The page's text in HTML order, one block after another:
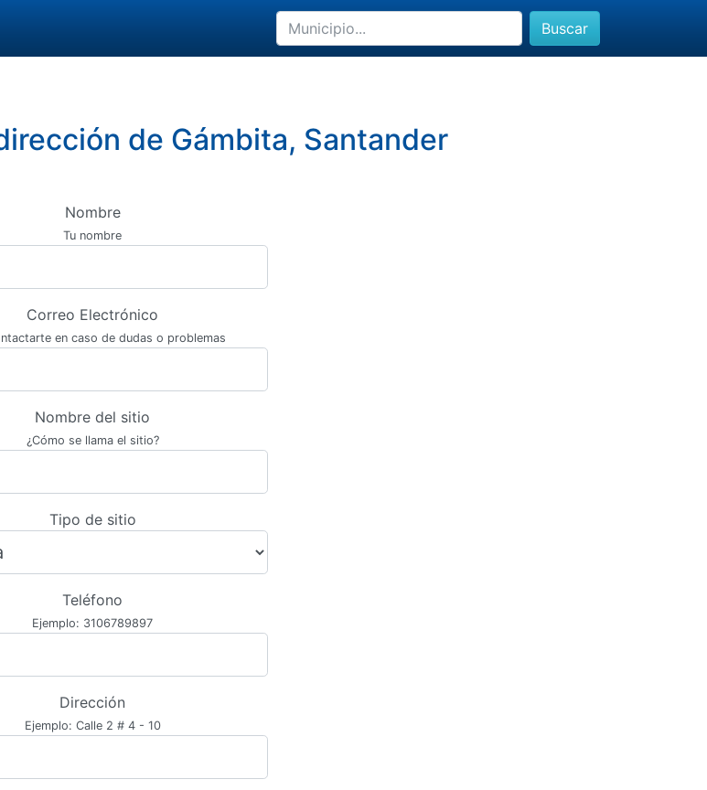
Buscar
de Gámbita, Santander
Nombre
Tu nombre
Correo Electrónico
en caso de dudas o problemas
Nombre del sitio
¿Cómo se llama el sitio?
Tipo de sitio
Teléfono
Ejemplo: 3106789897
Dirección
Ejemplo: Calle 2 # 4 - 10